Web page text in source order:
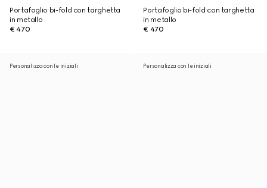
Portafoglio bi-fold con targhetta
in metallo
€ 470
Portafoglio bi-fold con targhetta
in metallo
€ 470
Personalizza con le iniziali Personalizza con le iniziali